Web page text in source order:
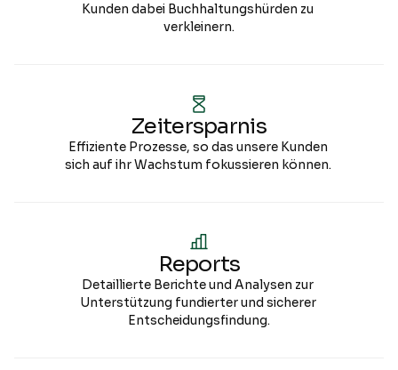
Kunden dabei Buchhaltungshürden zu
verkleinern.
Zeitersparnis
Effiziente Prozesse, so das unsere Kunden
sich auf ihr Wachstum fokussieren können.
Reports
Detaillierte Berichte und Analysen zur
Unterstützung fundierter und sicherer
Entscheidungsfindung.